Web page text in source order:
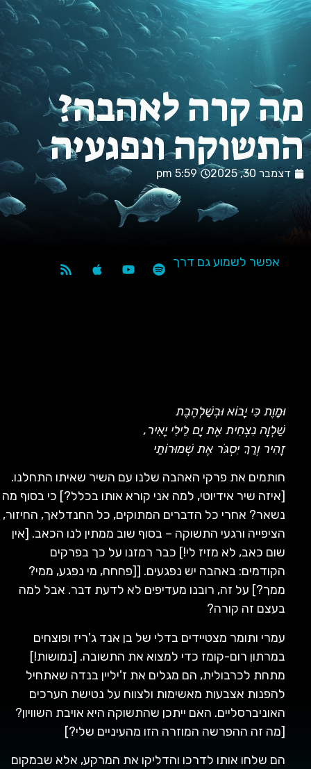
קרה לאהבה?
ונפגעיה
30, 2025
5:59 pm
אפשר לשמוע גם דרך
וּמָוֶת כִּי יָבוֹא וּבְשַׁלְהֶבֶת
שַׁלְוָה נִצְחִית אֶת יָם לֵילִי יָאִיר ,
זָהִיר וְרַךְ יִסְגֹּר אֶת שְׁמוּרוֹתַי
חותמים את פרקי האהבה שלנו עם השיר שאיתו התחלנו.
[איזה שיר אידיוטי, למה אני קורא אותו בכלל?] כי בסוף מה
נשאר? אחרי כל הדברים המתוקים, כל החנדלאך, החיזור,
הציפייה ורגעי התשוקה – בסוף שוב ממתין לנו הכאב. [אין
שום כאב, לא מזיז לי!] כבר רמזנו על כך בפרקים
הקודמים: באהבה יש נפגעים. [[פחחח, מי נפגע, ממי?
ממך?] על זה, רובנו מעדיפים לא לדעת דבר. אבל למה
בעצם זה קורה?
עמרי ותומר מצטיידים בדלי של בן אנד ג'ריז ופוצחים
במרתון רום-קומז כדי למצוא את התשובה. [נמושות!]
מתחת לכרבולית, הם מגלים את ז'יליין בנדה שאתחיל
להפנות אצבעות מאשימות ולצווח על נטישת הערכים
האוניברסליים. האם ייתכן שהתשוקה היא אויבת השוויון?
[מה זה ההפרשה המוזרה הזו מהעיניים שלי?]
הם שלחו אותו לדרכו והדליקו את המרקע, אלא שבמקום